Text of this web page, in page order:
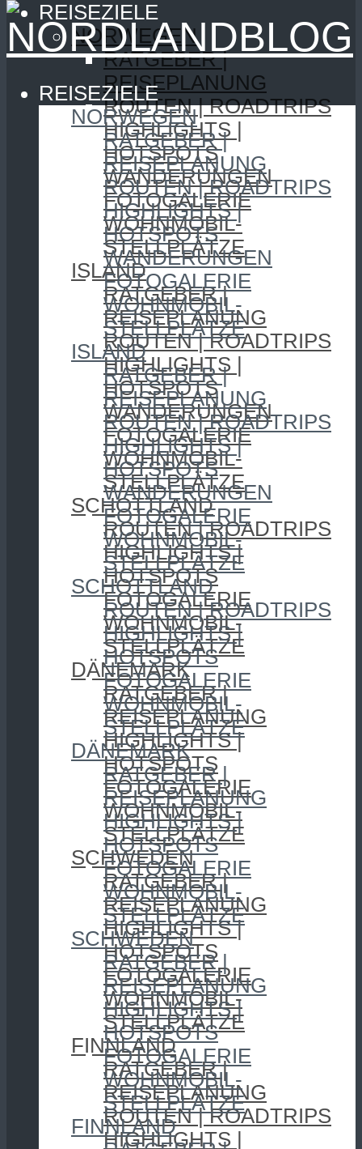
REISEZIELE
NORWEGEN
RATGEBER |
REISEPLANUNG
ROUTEN | ROADTRIPS
HIGHLIGHTS |
HOTSPOTS
WANDERUNGEN
FOTOGALERIE
WOHNMOBIL-
STELLPLÄTZE
ISLAND
RATGEBER |
REISEPLANUNG
ROUTEN | ROADTRIPS
HIGHLIGHTS |
HOTSPOTS
WANDERUNGEN
FOTOGALERIE
WOHNMOBIL-
STELLPLÄTZE
SCHOTTLAND
ROUTEN | ROADTRIPS
HIGHLIGHTS |
HOTSPOTS
FOTOGALERIE
WOHNMOBIL-
STELLPLÄTZE
DÄNEMARK
RATGEBER |
REISEPLANUNG
HIGHLIGHTS |
HOTSPOTS
FOTOGALERIE
WOHNMOBIL-
STELLPLÄTZE
SCHWEDEN
RATGEBER |
REISEPLANUNG
HIGHLIGHTS |
HOTSPOTS
FOTOGALERIE
WOHNMOBIL-
STELLPLÄTZE
FINNLAND
RATGEBER |
REISEPLANUNG
ROUTEN | ROADTRIPS
HIGHLIGHTS |
REISEZIELE
NORWEGEN
RATGEBER |
REISEPLANUNG
ROUTEN | ROADTRIPS
HIGHLIGHTS |
HOTSPOTS
WANDERUNGEN
FOTOGALERIE
WOHNMOBIL-
STELLPLÄTZE
ISLAND
RATGEBER |
REISEPLANUNG
ROUTEN | ROADTRIPS
HIGHLIGHTS |
HOTSPOTS
WANDERUNGEN
FOTOGALERIE
WOHNMOBIL-
STELLPLÄTZE
SCHOTTLAND
ROUTEN | ROADTRIPS
HIGHLIGHTS |
HOTSPOTS
FOTOGALERIE
WOHNMOBIL-
STELLPLÄTZE
DÄNEMARK
RATGEBER |
REISEPLANUNG
HIGHLIGHTS |
HOTSPOTS
FOTOGALERIE
WOHNMOBIL-
STELLPLÄTZE
SCHWEDEN
RATGEBER |
REISEPLANUNG
HIGHLIGHTS |
HOTSPOTS
FOTOGALERIE
WOHNMOBIL-
STELLPLÄTZE
FINNLAND